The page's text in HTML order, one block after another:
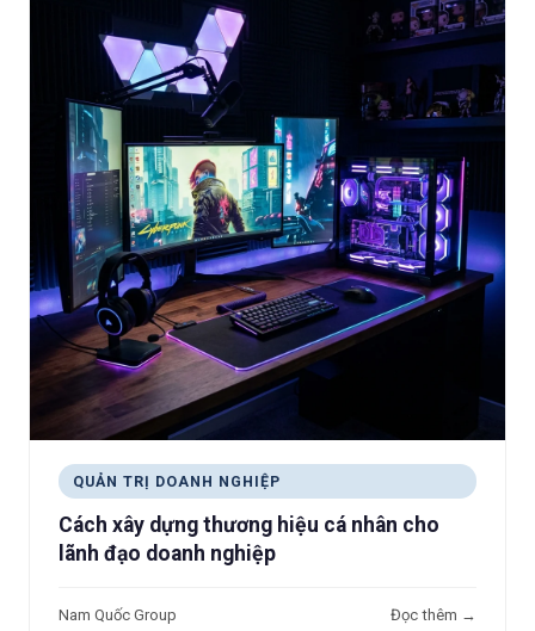
QUẢN TRỊ DOANH NGHIỆP
Cách xây dựng thương hiệu cá nhân cho
lãnh đạo doanh nghiệp
Nam Quốc Group Đọc thêm →